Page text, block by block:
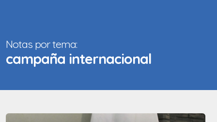
Notas por tema:
campaña internacional